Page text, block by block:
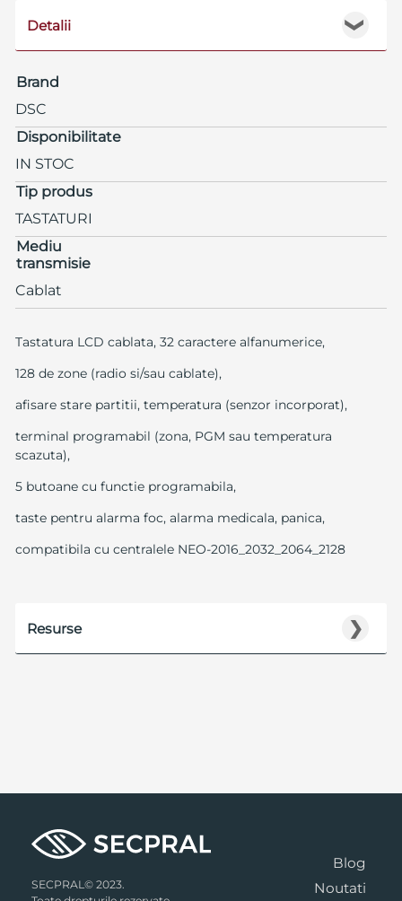
❯
Detalii
Brand
DSC
Disponibilitate
IN STOC
Tip produs
TASTATURI
Mediu
transmisie
Cablat
Tastatura LCD cablata, 32 caractere alfanumerice,
128 de zone (radio si/sau cablate),
afisare stare partitii, temperatura (senzor incorporat),
terminal programabil (zona, PGM sau temperatura
scazuta),
5 butoane cu functie programabila,
taste pentru alarma foc, alarma medicala, panica,
compatibila cu centralele NEO-2016_2032_2064_2128
❯
Resurse
SECPRAL© 2023.
Blog
Noutati